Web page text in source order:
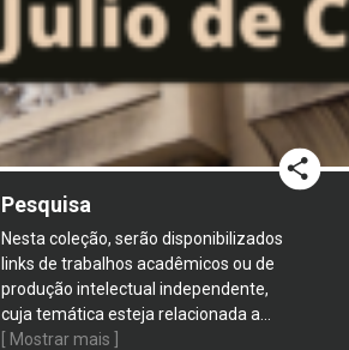
Pesquisa
Nesta coleção, serão disponibilizados
links de trabalhos acadêmicos ou de
produção intelectual independente,
cuja temática esteja relacionada a
[ Mostrar mais ]